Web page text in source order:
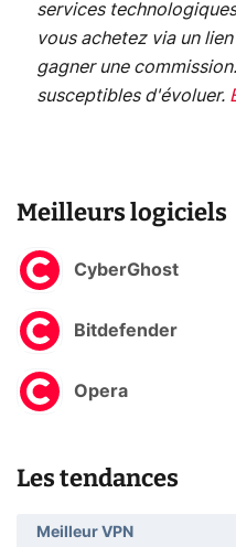
services
vous achetez via un
gagner une
susceptibles d'évoluer.
Meilleurs logiciels
CyberGhost
Bitdefender
Opera
Les tendances
Meilleur VPN